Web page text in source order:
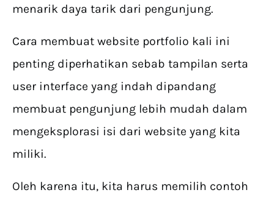
menarik daya tarik dari pengunjung.
Cara membuat website portfolio kali ini
penting diperhatikan sebab tampilan serta
user interface yang indah dipandang
membuat pengunjung lebih mudah dalam
mengeksplorasi isi dari website yang kita
miliki.
Oleh karena itu, kita harus memilih contoh